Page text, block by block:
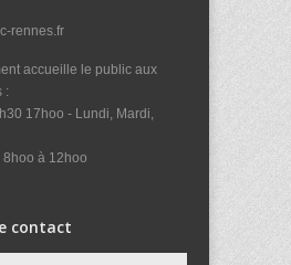
rennes.fr
accueille le public aux
:
17hoo - Lundi, Mardi,
à 12hoo
contact